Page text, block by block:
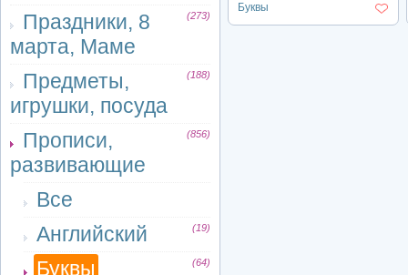
Праздники, 8
марта, Маме
(273)
Предметы,
игрушки, посуда
(188)
Прописи,
развивающие
(856)
Все
Английский
(19)
Буквы (64)
Буквы